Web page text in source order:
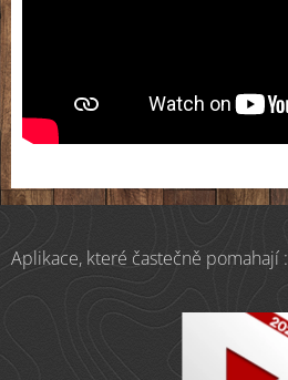
Aplikace, které častečně pomahají :